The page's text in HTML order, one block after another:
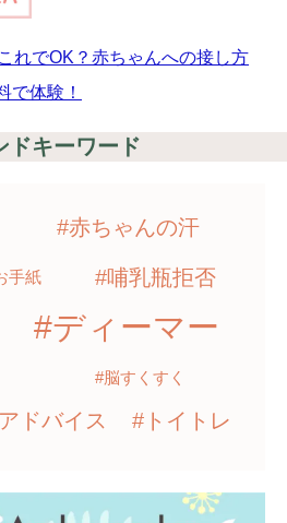
れでOK？赤ちゃんへの接し方
で体験！
ドキーワード
#赤ちゃんの汗
手紙 #哺乳瓶拒否
#ディーマー
#脳すくすく
ドバイス #トイトレ